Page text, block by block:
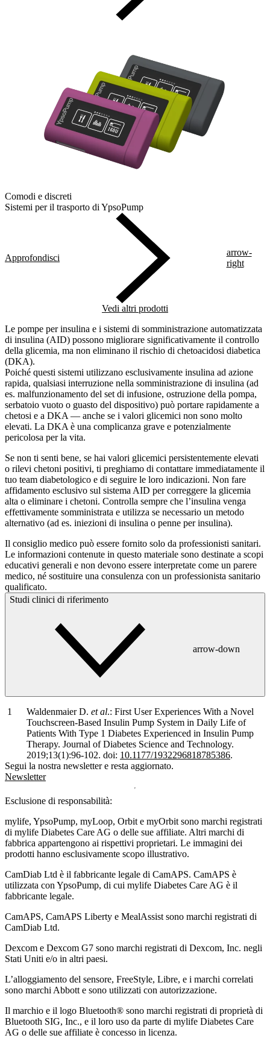
Comodi e discreti
Sistemi per il trasporto di YpsoPump
Approfondisci
arrow-
right
Vedi altri prodotti
Le pompe per insulina e i sistemi di somministrazione automatizzata
di insulina (AID) possono migliorare significativamente il controllo
della glicemia, ma non eliminano il rischio di chetoacidosi diabetica
(DKA).
Poiché questi sistemi utilizzano esclusivamente insulina ad azione
rapida, qualsiasi interruzione nella somministrazione di insulina (ad
es. malfunzionamento del set di infusione, ostruzione della pompa,
serbatoio vuoto o guasto del dispositivo) può portare rapidamente a
chetosi e a DKA — anche se i valori glicemici non sono molto
elevati. La DKA è una complicanza grave e potenzialmente
pericolosa per la vita.
Se non ti senti bene, se hai valori glicemici persistentemente elevati
o rilevi chetoni positivi, ti preghiamo di contattare immediatamente il
tuo team diabetologico e di seguire le loro indicazioni. Non fare
affidamento esclusivo sul sistema AID per correggere la glicemia
alta o eliminare i chetoni. Controlla sempre che l’insulina venga
effettivamente somministrata e utilizza se necessario un metodo
alternativo (ad es. iniezioni di insulina o penne per insulina).
Il consiglio medico può essere fornito solo da professionisti sanitari.
Le informazioni contenute in questo materiale sono destinate a scopi
educativi generali e non devono essere interpretate come un parere
medico, né sostituire una consulenza con un professionista sanitario
qualificato.
Studi clinici di riferimento
arrow-down
Waldenmaier D. et al.: First User Experiences With a Novel
Touchscreen-Based Insulin Pump System in Daily Life of
Patients With Type 1 Diabetes Experienced in Insulin Pump
Therapy. Journal of Diabetes Science and Technology.
2019;13(1):96-102. doi: 10.1177/1932296818785386.
Segui la nostra newsletter e resta aggiornato.
Newsletter
Esclusione di responsabilità:
mylife, YpsoPump, myLoop, Orbit e myOrbit sono marchi registrati
di mylife Diabetes Care AG o delle sue affiliate. Altri marchi di
fabbrica appartengono ai rispettivi proprietari. Le immagini dei
prodotti hanno esclusivamente scopo illustrativo.
CamDiab Ltd è il fabbricante legale di CamAPS. CamAPS è
utilizzata con YpsoPump, di cui mylife Diabetes Care AG è il
fabbricante legale.
CamAPS, CamAPS Liberty e MealAssist sono marchi registrati di
CamDiab Ltd.
Dexcom e Dexcom G7 sono marchi registrati di Dexcom, Inc. negli
Stati Uniti e/o in altri paesi.
L’alloggiamento del sensore, FreeStyle, Libre, e i marchi correlati
sono marchi Abbott e sono utilizzati con autorizzazione.
Il marchio e il logo Bluetooth® sono marchi registrati di proprietà di
Bluetooth SIG, Inc., e il loro uso da parte di mylife Diabetes Care
AG o delle sue affiliate è concesso in licenza.